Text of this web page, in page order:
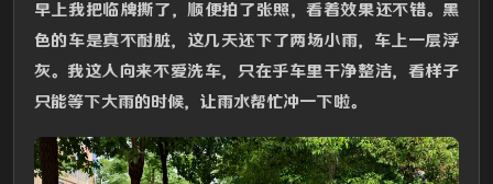
早上我把临牌撕了，顺便拍了张照，看着效果还不错。黑
色的车是真不耐脏，这几天还下了两场小雨，车上一层浮
灰。我这人向来不爱洗车，只在乎车里干净整洁，看样子
只能等下大雨的时候，让雨水帮忙冲一下啦。